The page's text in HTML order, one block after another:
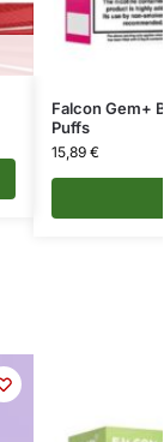
Falcon Gem+
Puffs
15,89 €